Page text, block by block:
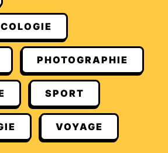
PHOTOGRAPHIE
SPORT
VOYAGE